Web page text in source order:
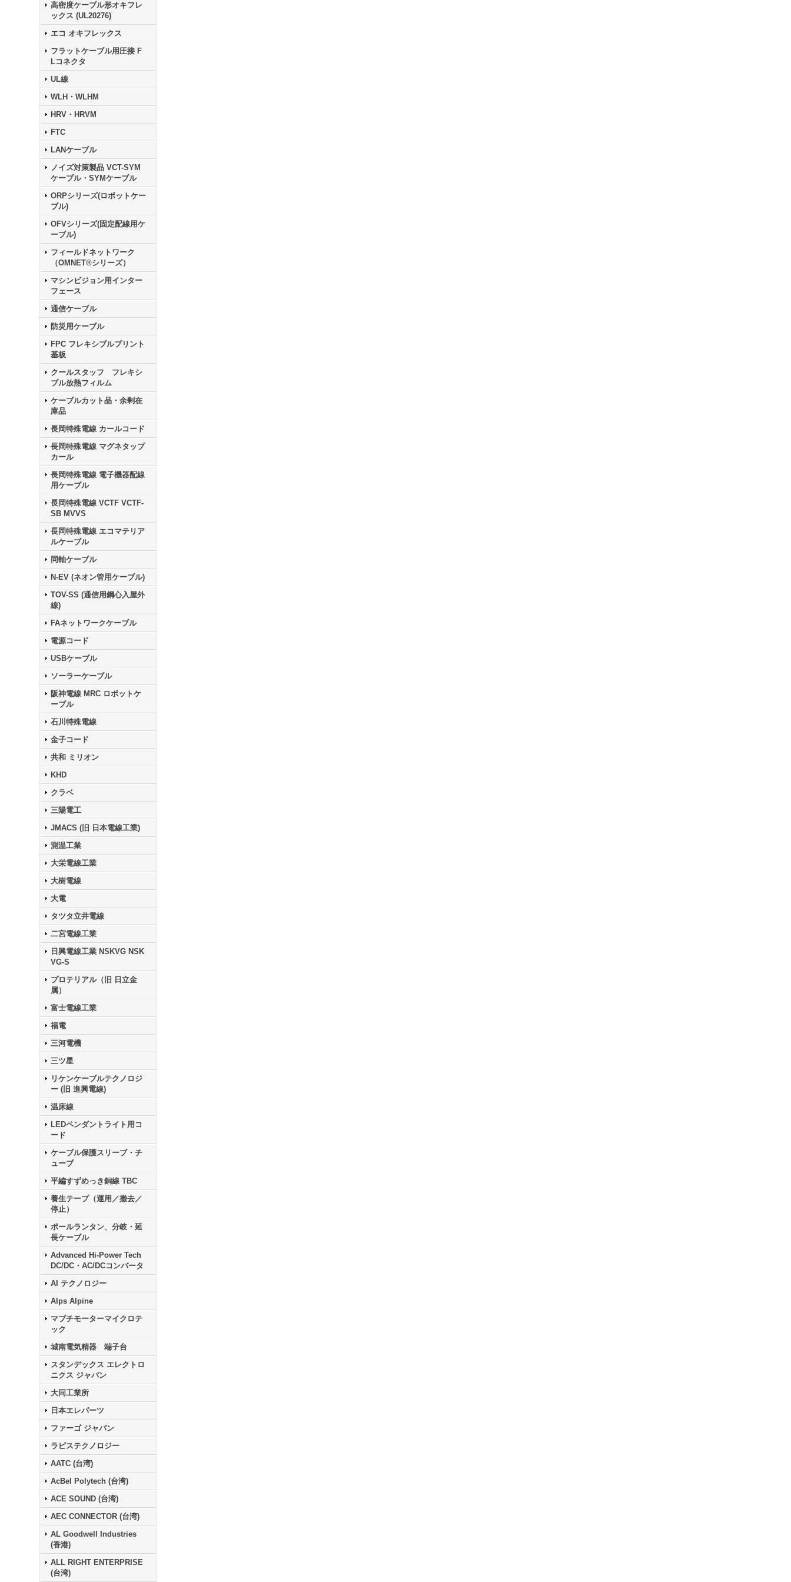
高密度ケーブル形オキフレ
ックス (UL20276)
エコ オキフレックス
フラットケーブル用圧接 F
Lコネクタ
UL線
WLH・WLHM
HRV・HRVM
FTC
LANケーブル
ノイズ対策製品 VCT-SYM
ケーブル・SYMケーブル
ORPシリーズ(ロボットケー
ブル)
OFVシリーズ(固定配線用ケ
ーブル)
フィールドネットワーク
（OMNET®シリーズ）
マシンビジョン用インター
フェース
通信ケーブル
防災用ケーブル
FPC フレキシブルプリント
基板
クールスタッフ フレキシ
ブル放熱フィルム
ケーブルカット品・余剰在
庫品
長岡特殊電線 カールコード
長岡特殊電線 マグネタップ
カール
長岡特殊電線 電子機器配線
用ケーブル
長岡特殊電線 VCTF VCTF-
SB MVVS
長岡特殊電線 エコマテリア
ルケーブル
同軸ケーブル
N-EV (ネオン管用ケーブル)
TOV-SS (通信用鋼心入屋外
線)
FAネットワークケーブル
電源コード
USBケーブル
ソーラーケーブル
阪神電線 MRC ロボットケ
ーブル
石川特殊電線
金子コード
共和 ミリオン
KHD
クラベ
三陽電工
JMACS (旧 日本電線工業)
測温工業
大栄電線工業
大樹電線
大電
タツタ立井電線
二宮電線工業
日興電線工業 NSKVG NSK
VG-S
プロテリアル（旧 日立金
属）
富士電線工業
福電
三河電機
三ツ星
リケンケーブルテクノロジ
ー (旧 進興電線)
温床線
LEDペンダントライト用コ
ード
ケーブル保護スリーブ・チ
ューブ
平編すずめっき銅線 TBC
養生テープ（運用／撤去／
停止）
ポールランタン、分岐・延
長ケーブル
Advanced Hi-Power Tech
DC/DC・AC/DCコンバータ
AI テクノロジー
Alps Alpine
マブチモーターマイクロテ
ック
城南電気精器 端子台
スタンデックス エレクトロ
ニクス ジャパン
大同工業所
日本エレパーツ
ファーゴ ジャパン
ラピステクノロジー
AATC (台湾)
AcBel Polytech (台湾)
ACE SOUND (台湾)
AEC CONNECTOR (台湾)
AL Goodwell Industries
(香港)
ALL RIGHT ENTERPRISE
(台湾)